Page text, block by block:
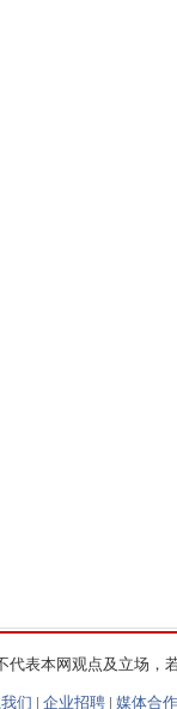
表本网观点及立场
们 | 企业招聘 | 媒体合作